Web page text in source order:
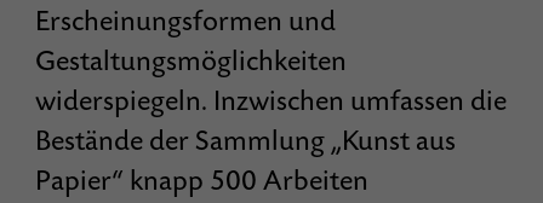
Erscheinungsformen und
Gestaltungsmöglichkeiten
widerspiegeln. Inzwischen umfassen die
Bestände der Sammlung „Kunst aus
Papier“ knapp 500 Arbeiten